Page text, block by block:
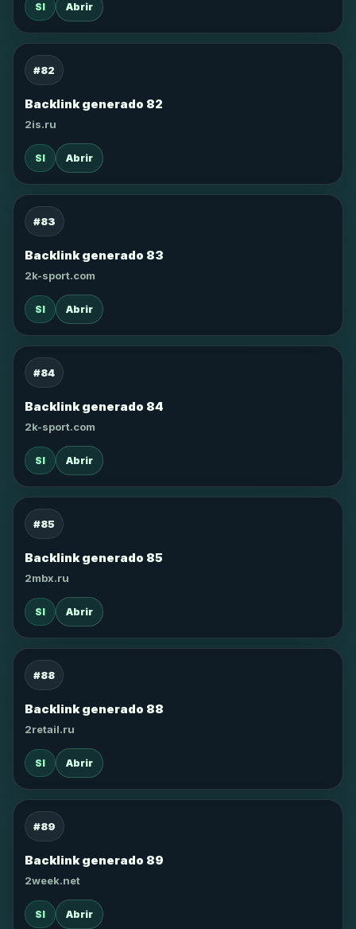
SI Abrir
#82
Backlink generado 82
2is.ru
SI Abrir
#83
Backlink generado 83
2k-sport.com
SI Abrir
#84
Backlink generado 84
2k-sport.com
SI Abrir
#85
Backlink generado 85
2mbx.ru
SI Abrir
#88
Backlink generado 88
2retail.ru
SI Abrir
#89
Backlink generado 89
2week.net
SI Abrir